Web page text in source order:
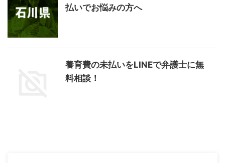
払いでお悩みの方へ
養育費の未払いをLINEで弁護士に無
料相談！